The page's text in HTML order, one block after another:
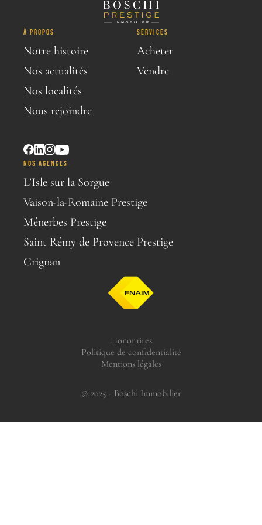
À PROPOS
Notre histoire
Nos actualités
Nos localités
Nous rejoindre
SERVICES
Acheter
Vendre
NOS AGENCES
L’Isle sur la Sorgue
Vaison-la-Romaine Prestige
Ménerbes Prestige
Saint Rémy de Provence Prestige
Grignan
Honoraires
Politique de confidentialité
Mentions légales
© 2025 - Boschi Immobilier